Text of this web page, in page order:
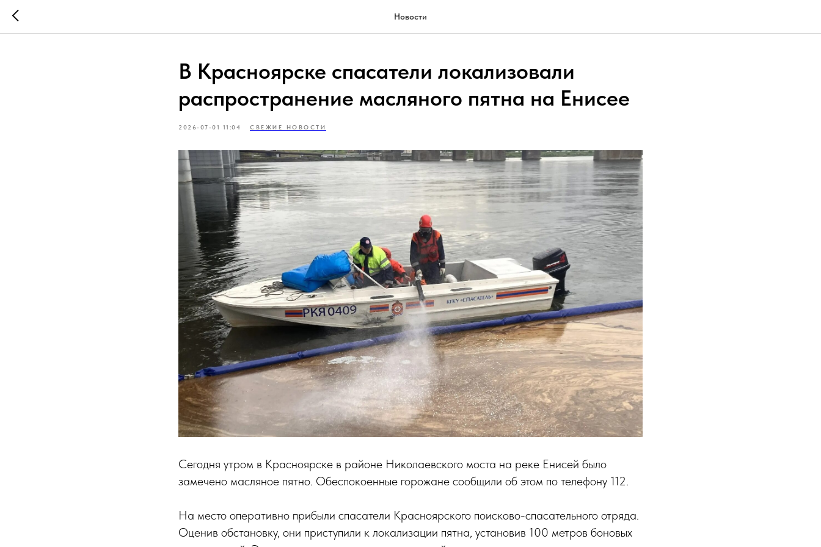
Новости
В Красноярске спасатели локализовали
распространение масляного пятна на Енисее
2026-07-01 11:04 СВЕЖИЕ НОВОСТИ
Сегодня утром в Красноярске в районе Николаевского моста на реке Енисей было
замечено масляное пятно. Обеспокоенные горожане сообщили об этом по телефону 112.
На место оперативно прибыли спасатели Красноярского поисково-спасательного отряда.
Оценив обстановку, они приступили к локализации пятна, установив 100 метров боновых